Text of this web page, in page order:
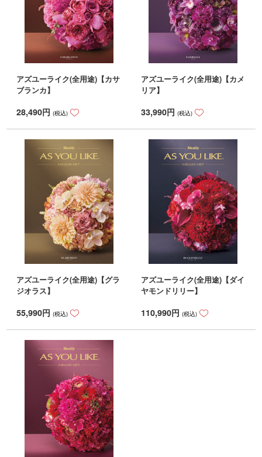
アズユーライク(全用途)【カサ
ブランカ】
28,490円 (税込)
アズユーライク(全用途)【カメ
リア】
33,990円 (税込)
アズユーライク(全用途)【グラ
ジオラス】
55,990円 (税込)
アズユーライク(全用途)【ダイ
ヤモンドリリー】
110,990円 (税込)